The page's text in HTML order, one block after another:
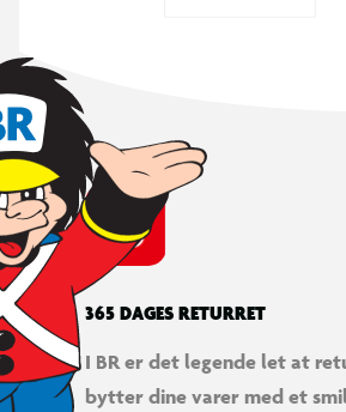
365 DAGES RETURRET
I BR er det legende let at
bytter dine varer med et